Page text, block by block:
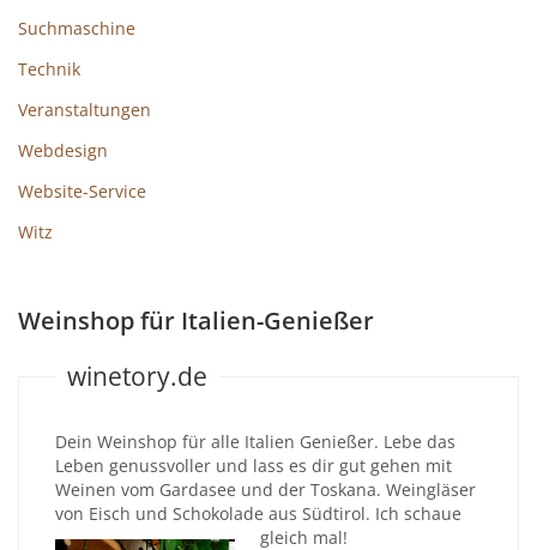
Suchmaschine
Technik
Veranstaltungen
Webdesign
Website-Service
Witz
Weinshop für Italien-Genießer
winetory.de
Dein Weinshop für alle Italien Genießer. Lebe das
Leben genussvoller und lass es dir gut gehen mit
Weinen vom Gardasee und der Toskana. Weingläser
von Eisch und Schokolade aus Südtirol. Ich schaue
gleich mal!